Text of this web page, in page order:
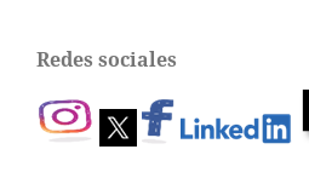
Redes sociales